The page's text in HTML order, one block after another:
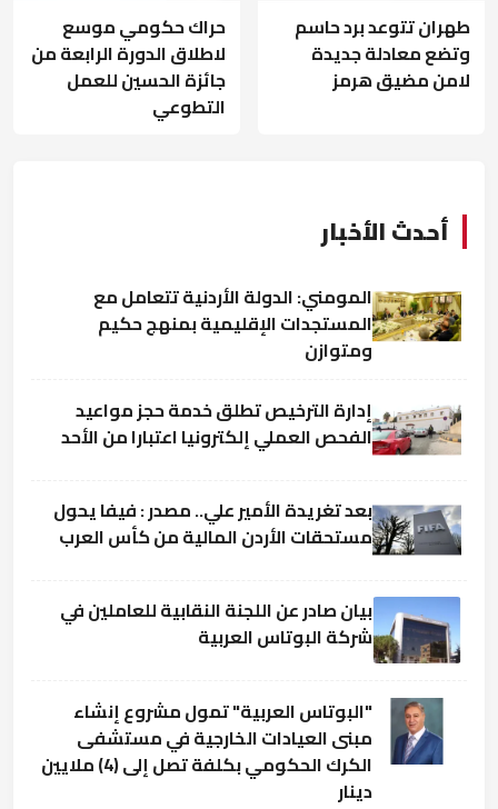
طهران تتوعد برد حاسم
وتضع معادلة جديدة
لامن مضيق هرمز
حراك حكومي موسع
لاطلاق الدورة الرابعة من
جائزة الحسين للعمل
التطوعي
أحدث الأخبار
المومني: الدولة الأردنية تتعامل مع
المستجدات الإقليمية بمنهج حكيم
ومتوازن
إدارة الترخيص تطلق خدمة حجز مواعيد
الفحص العملي إلكترونيا اعتبارا من الأحد
بعد تغريدة الأمير علي.. مصدر : فيفا يحول
مستحقات الأردن المالية من كأس العرب
بيان صادر عن اللجنة النقابية للعاملين في
شركة البوتاس العربية
"البوتاس العربية" تمول مشروع إنشاء
مبنى العيادات الخارجية في مستشفى
الكرك الحكومي بكلفة تصل إلى (4) ملايين
دينار